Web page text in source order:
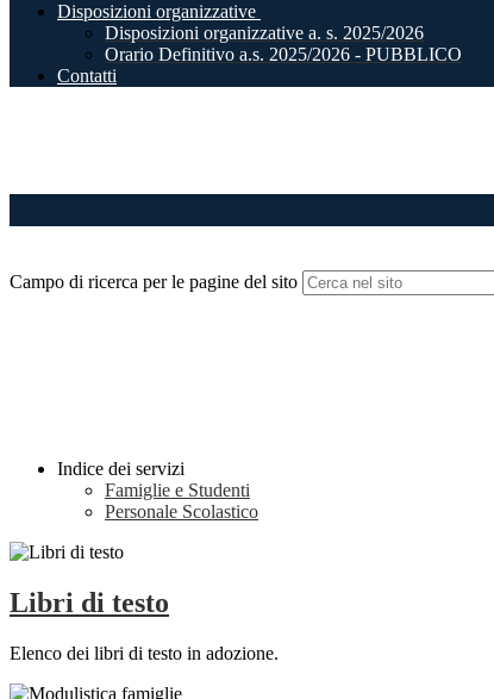
Disposizioni organizzative
Disposizioni organizzative a. s. 2025/2026
Orario Definitivo a.s. 2025/2026 - PUBBLICO
Contatti
Campo di ricerca per le pagine del sito
Indice dei servizi
Famiglie e Studenti
Personale Scolastico
Libri di testo
Elenco dei libri di testo in adozione.